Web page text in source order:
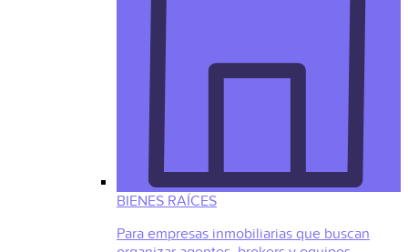
BIENES RAÍCES
Para empresas inmobiliarias que buscan